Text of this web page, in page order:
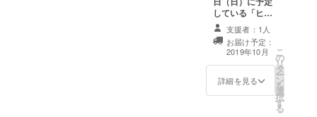
段
・全日本剣
道連盟 剣道
初段
・茶道三谷
ます。
記載ください。
・所属や肩書な
どを備考欄に記
入いただけれ
ば、それらも含
めて発表いたし
ロー六法」をお
送り（郵送）い
している「ヒー
ロー六法」の成
果発表会で、何
かしらの形でお
名前を発表いた
します。 【支援
時、必ず備考欄
支援者：1人
お届け予定：
2019年10月
詳細を見る
こ
の
リ
タ
ー
ン
を
選
択
す
る